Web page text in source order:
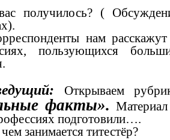
получилось? (
нам
пользующихся
Открываем
факты».
подготовили….
занимается титестёр?